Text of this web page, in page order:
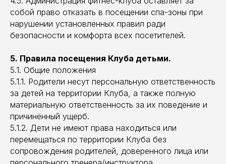
собой право отказать в посещении спа-зоны при
нарушении установленных правил ради
безопасности и комфорта всех посетителей.
5. Правила посещения Клуба детьми.
5.1. Общие положения
5.1.1. Родители несут персональную ответственность
за детей на территории Клуба, а также полную
материальную ответственность за их поведение и
причинённый ущерб.
5.1.2. Дети не имеют права находиться или
перемещаться по территории Клуба без
сопровождения родителей, доверенного лица или